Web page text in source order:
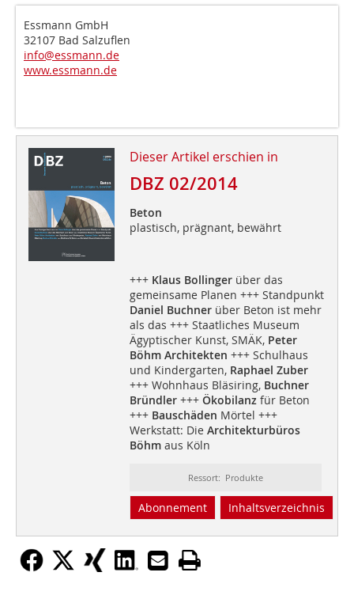
Essmann GmbH
32107 Bad Salzuflen
info@essmann.de
www.essmann.de
Dieser Artikel erschien in
DBZ 02/2014
Beton
plastisch, prägnant, bewährt
+++ Klaus Bollingerüber das
gemeinsame Planen +++ Standpunkt
Daniel Buchnerüber Beton ist mehr
als das +++ Staatliches Museum
Ägyptischer Kunst, SMÄK, Peter
Böhm Architekten +++ Schulhaus
und Kindergarten, Raphael Zuber
+++ Wohnhaus Bläsiring, Buchner
Bründler+++ Ökobilanzfür Beton
+++ Bauschäden Mörtel +++
Werkstatt: Die Architekturbüros
Böhmaus Köln
Ressort: Produkte
Abonnement Inhaltsverzeichnis